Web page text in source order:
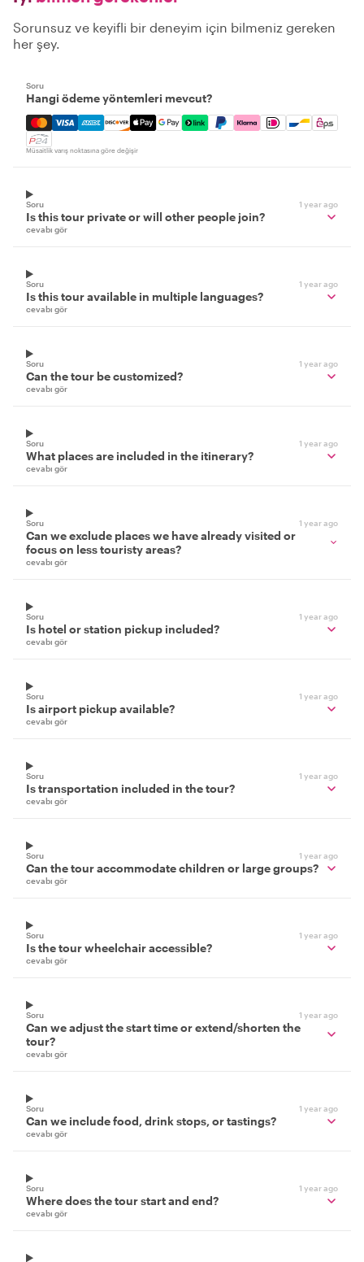
Sorunsuz ve keyifli bir deneyim için bilmeniz gereken
her şey.
Soru
Hangi ödeme yöntemleri mevcut?
Mastercard, Visa, Amex, Discover, Apple Pay, Google
Müsaitlik varış noktasına göre değişir
Soru 1 year ago
Is this tour private or will other people join?
cevabı gör
Soru 1 year ago
Is this tour available in multiple languages?
cevabı gör
Soru 1 year ago
Can the tour be customized?
cevabı gör
Soru 1 year ago
What places are included in the itinerary?
cevabı gör
Soru 1 year ago
Can we exclude places we have already visited or
focus on less touristy areas?
cevabı gör
Soru 1 year ago
Is hotel or station pickup included?
cevabı gör
Soru 1 year ago
Is airport pickup available?
cevabı gör
Soru 1 year ago
Is transportation included in the tour?
cevabı gör
Soru 1 year ago
Can the tour accommodate children or large groups?
cevabı gör
Soru 1 year ago
Is the tour wheelchair accessible?
cevabı gör
Soru 1 year ago
Can we adjust the start time or extend/shorten the
tour?
cevabı gör
Soru 1 year ago
Can we include food, drink stops, or tastings?
cevabı gör
Soru 1 year ago
Where does the tour start and end?
cevabı gör